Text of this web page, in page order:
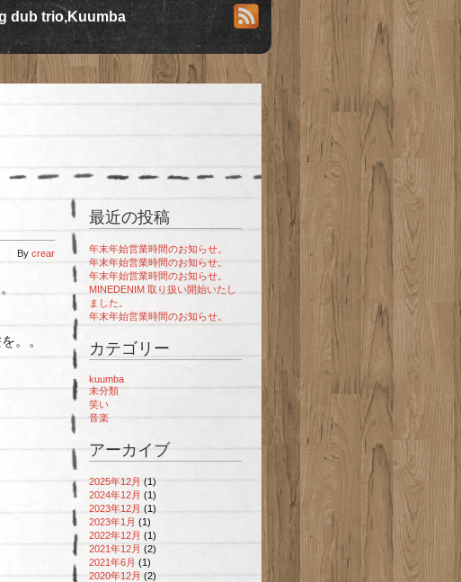
dub trio,Kuumba
By crear
。。
最近の投稿
年末年始営業時間のお知らせ。
年末年始営業時間のお知らせ。
年末年始営業時間のお知らせ。
MINEDENIM 取り扱い開始いたし
ました。
年末年始営業時間のお知らせ。
カテゴリー
kuumba
未分類
笑い
音楽
アーカイブ
2025年12月 (1)
2024年12月 (1)
2023年12月 (1)
2023年1月 (1)
2022年12月 (1)
2021年12月 (2)
2021年6月 (1)
2020年12月 (2)